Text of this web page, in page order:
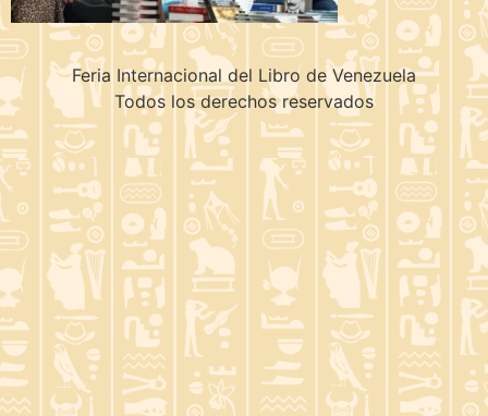
Feria Internacional del Libro de Venezuela
Todos los derechos reservados